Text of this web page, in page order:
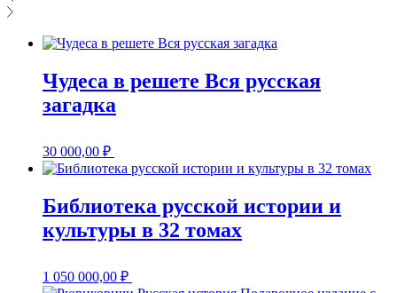
Чудеса в решете Вся русская
загадка
30 000,00 ₽
Библиотека русской истории и
культуры в 32 томах
1 050 000,00 ₽